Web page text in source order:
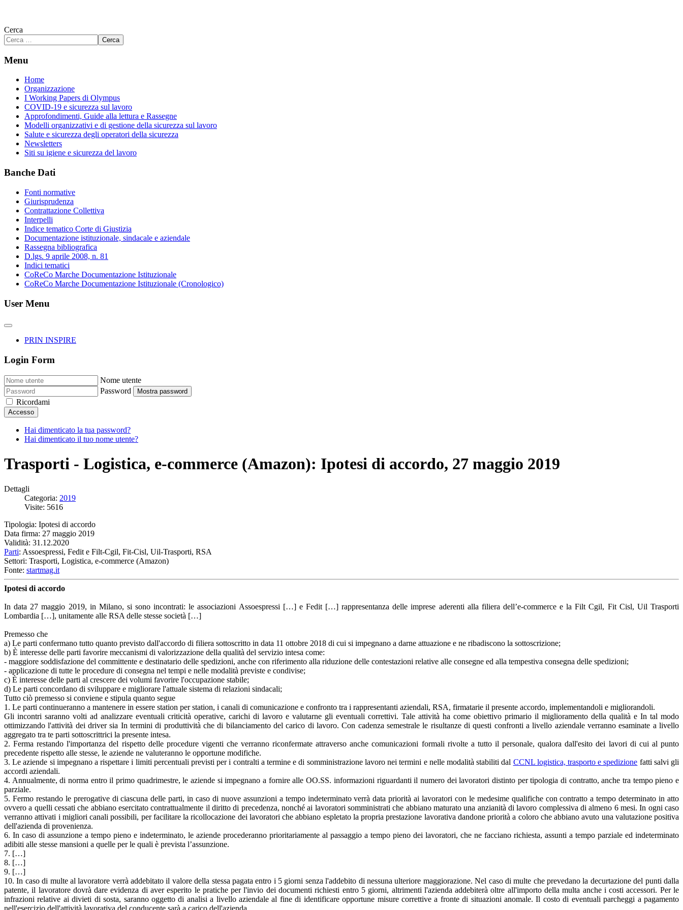
Cerca
Cerca
Menu
Home
Organizzazione
I Working Papers di Olympus
COVID-19 e sicurezza sul lavoro
Approfondimenti, Guide alla lettura e Rassegne
Modelli organizzativi e di gestione della sicurezza sul lavoro
Salute e sicurezza degli operatori della sicurezza
Newsletters
Siti su igiene e sicurezza del lavoro
Banche Dati
Fonti normative
Giurisprudenza
Contrattazione Collettiva
Interpelli
Indice tematico Corte di Giustizia
Documentazione istituzionale, sindacale e aziendale
Rassegna bibliografica
D.lgs. 9 aprile 2008, n. 81
Indici tematici
CoReCo Marche Documentazione Istituzionale
CoReCo Marche Documentazione Istituzionale (Cronologico)
User Menu
PRIN INSPIRE
Login Form
Nome utente
Password
Mostra password
Ricordami
Accesso
Hai dimenticato la tua password?
Hai dimenticato il tuo nome utente?
Trasporti - Logistica, e-commerce (Amazon): Ipotesi di accordo, 27 maggio 2019
Dettagli
Categoria: 2019
Visite: 5616
Tipologia: Ipotesi di accordo
Data firma: 27 maggio 2019
Validità: 31.12.2020
Parti: Assoespressi, Fedit e Filt-Cgil, Fit-Cisl, Uil-Trasporti, RSA
Settori: Trasporti, Logistica, e-commerce (Amazon)
Fonte: startmag.it
Ipotesi di accordo
In data 27 maggio 2019, in Milano, si sono incontrati: le associazioni Assoespressi […] e Fedit […] rappresentanza delle imprese aderenti alla filiera dell’e-commerce e la Filt Cgil, Fit Cisl, Uil Trasporti
Lombardia […], unitamente alle RSA delle stesse società […]
Premesso che
a) Le parti confermano tutto quanto previsto dall'accordo di filiera sottoscritto in data 11 ottobre 2018 di cui si impegnano a darne attuazione e ne ribadiscono la sottoscrizione;
b) È interesse delle parti favorire meccanismi di valorizzazione della qualità del servizio intesa come:
- maggiore soddisfazione del committente e destinatario delle spedizioni, anche con riferimento alla riduzione delle contestazioni relative alle consegne ed alla tempestiva consegna delle spedizioni;
- applicazione di tutte le procedure di consegna nel tempi e nelle modalità previste e condivise;
c) È interesse delle parti al crescere dei volumi favorire l'occupazione stabile;
d) Le parti concordano di sviluppare e migliorare l'attuale sistema di relazioni sindacali;
Tutto ciò premesso si conviene e stipula quanto segue
1. Le parti continueranno a mantenere in essere station per station, i canali di comunicazione e confronto tra i rappresentanti aziendali, RSA, firmatarie il presente accordo, implementandoli e migliorandoli.
Gli incontri saranno volti ad analizzare eventuali criticità operative, carichi di lavoro e valutarne gli eventuali correttivi. Tale attività ha come obiettivo primario il miglioramento della qualità e In tal modo
ottimizzando l'attività dei driver sia In termini di produttività che di bilanciamento del carico di lavoro. Con cadenza semestrale le risultanze di questi confronti a livello aziendale verranno esaminate a livello
aggregato tra te parti sottoscrittrici la presente intesa.
2. Ferma restando l'importanza del rispetto delle procedure vigenti che verranno riconfermate attraverso anche comunicazioni formali rivolte a tutto il personale, qualora dall'esito dei lavori di cui al punto
precedente rispetto alle stesse, le aziende ne valuteranno le opportune modifiche.
3. Le aziende si impegnano a rispettare i limiti percentuali previsti per i contralti a termine e di somministrazione lavoro nei termini e nelle modalità stabiliti dal CCNL logistica, trasporto e spedizione fatti salvi gli
accordi aziendali.
4. Annualmente, di norma entro il primo quadrimestre, le aziende si impegnano a fornire alle OO.SS. informazioni riguardanti il numero dei lavoratori distinto per tipologia di contratto, anche tra tempo pieno e
parziale.
5. Fermo restando le prerogative di ciascuna delle parti, in caso di nuove assunzioni a tempo indeterminato verrà data priorità ai lavoratori con le medesime qualifiche con contratto a tempo determinato in atto
ovvero a quelli cessati che abbiano esercitato contrattualmente il diritto di precedenza, nonché ai lavoratori somministrati che abbiano maturato una anzianità di lavoro complessiva di almeno 6 mesi. In ogni caso
verranno attivati i migliori canali possibili, per facilitare la ricollocazione dei lavoratori che abbiano espletato la propria prestazione lavorativa dandone priorità a coloro che abbiano avuto una valutazione positiva
dell'azienda di provenienza.
6. In caso di assunzione a tempo pieno e indeterminato, le aziende procederanno prioritariamente al passaggio a tempo pieno dei lavoratori, che ne facciano richiesta, assunti a tempo parziale ed indeterminato
adibiti alle stesse mansioni a quelle per le quali è prevista l’assunzione.
7. […]
8. […]
9. […]
10. In caso di multe al lavoratore verrà addebitato il valore della stessa pagata entro i 5 giorni senza l'addebito di nessuna ulteriore maggiorazione. Nel caso di multe che prevedano la decurtazione del punti dalla
patente, il lavoratore dovrà dare evidenza di aver esperito le pratiche per l'invio dei documenti richiesti entro 5 giorni, altrimenti l'azienda addebiterà oltre all'importo della multa anche i costi accessori. Per le
infrazioni relative ai divieti di sosta, saranno oggetto di analisi a livello aziendale al fine di identificare opportune misure correttive a fronte di situazioni anomale. Il costo di eventuali parcheggi a pagamento
nell'esercizio dell'attività lavorativa del conducente sarà a carico dell'azienda.